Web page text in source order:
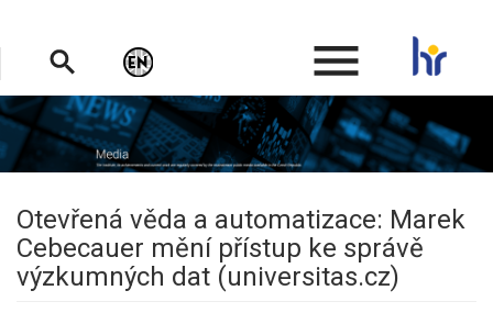
.
Otevřená věda a automatizace: Marek
Cebecauer mění přístup ke správě
výzkumných dat (universitas.cz)